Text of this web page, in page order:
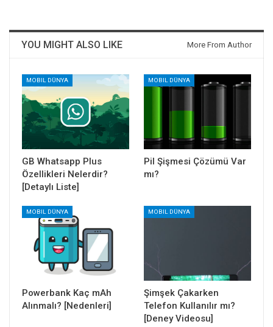
YOU MIGHT ALSO LIKE More From Author
MOBIL DÜNYA
GB Whatsapp Plus
Özellikleri Nelerdir?
[Detaylı Liste]
MOBIL DÜNYA
Pil Şişmesi Çözümü Var
mı?
MOBIL DÜNYA
Powerbank Kaç mAh
Alınmalı? [Nedenleri]
MOBIL DÜNYA
Şimşek Çakarken
Telefon Kullanılır mı?
[Deney Videosu]